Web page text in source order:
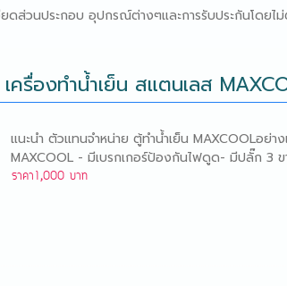
ดส่วนประกอบ อุปกรณ์ต่างๆและการรับประกันโดยไ
เครื่องทําน้ําเย็น สแตนเลส
แนะนำ ตัวแทนจำหน่าย ตู้ทำน้ำเย็น MAXCOOLอย่
MAXCOOL - มีเบรกเกอร์ป้องกันไฟดูด- มีปลั๊ก 3
ราคา1,000 บาท